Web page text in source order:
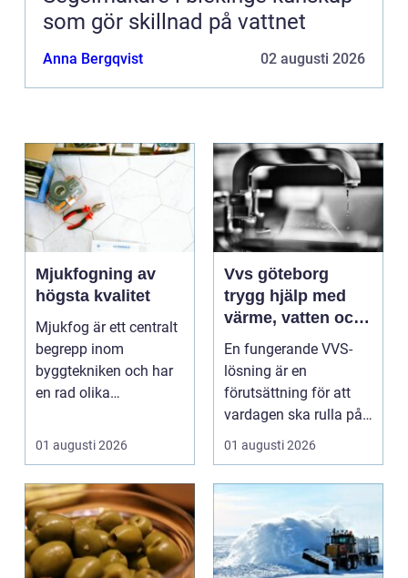
som gör skillnad på vattnet
Anna Bergqvist 02 augusti 2026
Mjukfogning av
högsta kvalitet
Mjukfog är ett centralt
begrepp inom
byggtekniken och har
en rad olika
..
01 augusti 2026
Vvs göteborg
trygg hjälp med
värme, vatten och
sanitet
En fungerande VVS-
lösning är en
förutsättning för att
vardagen ska rulla på.
När värmen strular,
01 augusti 2026